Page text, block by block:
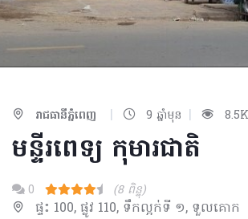
រាជធានីភ្នំពេញ | 9 ឆ្នាំមុន |
មន្ទីរពេទ្យ កុមារជាតិ​
0 (8 ពិន្ទុ)
ផ្ទះ 100, ផ្លូវ 110, ទឹកល្អក់ទី ១, ទួលគោក